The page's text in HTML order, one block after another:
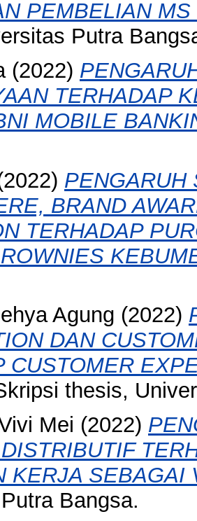
PEMBELIAN
Putra
(2022)
TERHADAP
MOBILE
PENGARUH
BRAND
TERHADAP
Agung (2022)
DAN
CUSTOMER
thesis,
Mei (2022)
KERJA SEBAGAI
Bangsa.